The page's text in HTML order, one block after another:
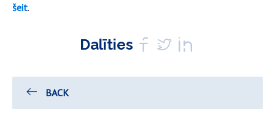
šeit.
Dalīties
BACK